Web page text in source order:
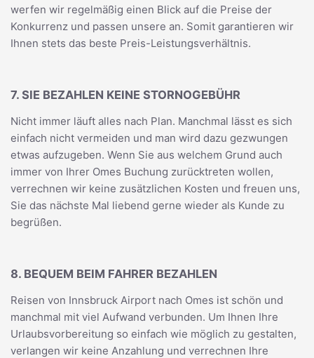
werfen wir regelmäßig einen Blick auf die Preise der
Konkurrenz und passen unsere an. Somit garantieren wir
Ihnen stets das beste Preis-Leistungsverhältnis.
7. SIE BEZAHLEN KEINE STORNOGEBÜHR
Nicht immer läuft alles nach Plan. Manchmal lässt es sich
einfach nicht vermeiden und man wird dazu gezwungen
etwas aufzugeben. Wenn Sie aus welchem Grund auch
immer von Ihrer Omes Buchung zurücktreten wollen,
verrechnen wir keine zusätzlichen Kosten und freuen uns,
Sie das nächste Mal liebend gerne wieder als Kunde zu
begrüßen.
8. BEQUEM BEIM FAHRER BEZAHLEN
Reisen von Innsbruck Airport nach Omes ist schön und
manchmal mit viel Aufwand verbunden. Um Ihnen Ihre
Urlaubsvorbereitung so einfach wie möglich zu gestalten,
verlangen wir keine Anzahlung und verrechnen Ihre